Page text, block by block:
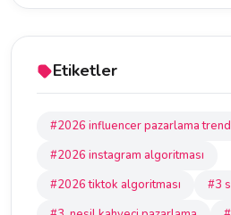
Etiketler
#2026 influencer pazarlama
#2026 instagram algoritması
#2026 tiktok algoritması
#3